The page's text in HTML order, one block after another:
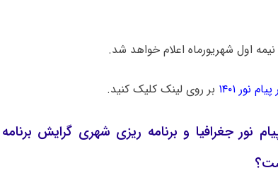
نیمه اول شهریورماه اعلام خواهد شد.
نور ۱۴۰۱ بر روی لینک کلیک کنید.
نور جغرافیا و برنامه ریزی شهری گرایش برنامه